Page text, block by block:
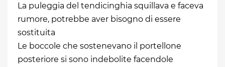
La puleggia del tendicinghia squillava e faceva
rumore, potrebbe aver bisogno di essere
sostituita
Le boccole che sostenevano il portellone
posteriore si sono indebolite facendole